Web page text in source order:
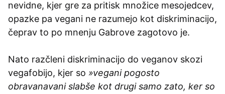
nevidne, kjer gre za pritisk množice mesojedcev,
opazke pa vegani ne razumejo kot diskriminacijo,
čeprav to po mnenju Gabrove zagotovo je.
Nato razčleni diskriminacijo do veganov skozi
vegafobijo, kjer so »vegani pogosto
obravanavani slabše kot drugi samo zato, ker so